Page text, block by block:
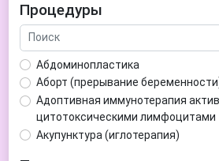
Аденома гипофиза
Аденома простаты
Аденома щитовидной железы
Аденомиоз
Адентия
Азооспермия
Акне (угри)
Алкоголизм
Процедуры
Абдоминопластика
Аборт (прерывание
Адоптивная иммунотерапия
цитотоксическими лимфоцитами
Акупунктура (иглотерапия)